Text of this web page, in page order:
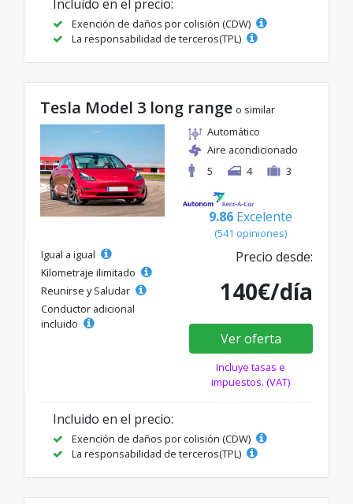
Incluido en el precio:
Exención de daños por colisión (CDW)
La responsabilidad de terceros(TPL)
Tesla Model 3 long range o similar
Automático
Aire acondicionado
5
4 3
9.86 Excelente
(541 opiniones)
Igual a igual
Kilometraje ilimitado
Reunirse y Saludar
Conductor adicional
incluido
Precio desde:
140€/día
Ver oferta
Incluye tasas e
impuestos. (VAT)
Incluido en el precio:
Exención de daños por colisión (CDW)
La responsabilidad de terceros(TPL)